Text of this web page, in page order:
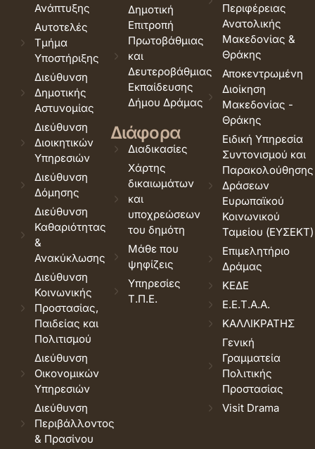
Ανάπτυξης
Αυτοτελές
Τμήμα
Υποστήριξης
Διεύθυνση
Δημοτικής
Αστυνομίας
Διεύθυνση
Διοικητικών
Υπηρεσιών
Διεύθυνση
Δόμησης
Διεύθυνση
Καθαριότητας
&
Ανακύκλωσης
Διεύθυνση
Κοινωνικής
Προστασίας,
Παιδείας και
Πολιτισμού
Διεύθυνση
Οικονομικών
Υπηρεσιών
Διεύθυνση
Περιβάλλοντος
& Πρασίνου
Δημοτική
Επιτροπή
Πρωτοβάθμιας
και
Δευτεροβάθμιας
Εκπαίδευσης
Δήμου Δράμας
Διάφορα
Διαδικασίες
Χάρτης
δικαιωμάτων
και
υποχρεώσεων
του δημότη
Μάθε που
ψηφίζεις
Υπηρεσίες
Τ.Π.Ε.
Περιφέρειας
Ανατολικής
Μακεδονίας &
Θράκης
Αποκεντρωμένη
Διοίκηση
Μακεδονίας -
Θράκης
Ειδική Υπηρεσία
Συντονισμού και
Παρακολούθησης
Δράσεων
Ευρωπαϊκού
Κοινωνικού
Ταμείου (ΕΥΣΕΚΤ)
Επιμελητήριο
Δράμας
ΚΕΔΕ
Ε.Ε.Τ.Α.Α.
ΚΑΛΛΙΚΡΑΤΗΣ
Γενική
Γραμματεία
Πολιτικής
Προστασίας
Visit Drama